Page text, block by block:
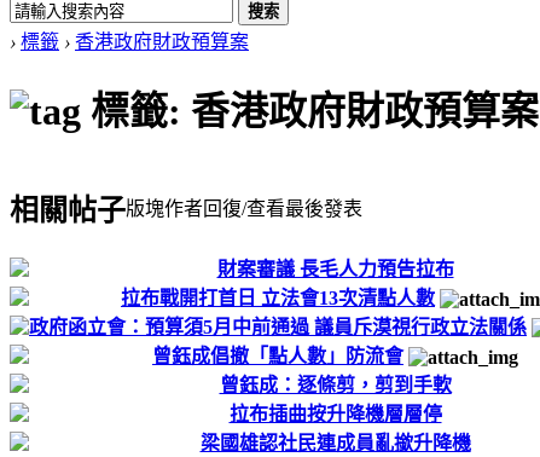
搜索
› 標籤 › 香港政府財政預算案
標籤: 香港政府財政預算案
相關帖子版塊作者回復/查看最後發表
財案審議 長毛人力預告拉布
拉布戰開打首日 立法會13次清點人數
政府函立會：預算須5月中前通過 議員斥漠視行政立法關係
曾鈺成倡撤「點人數」防流會
曾鈺成：逐條剪，剪到手軟
拉布插曲按升降機層層停
梁國雄認社民連成員亂撳升降機